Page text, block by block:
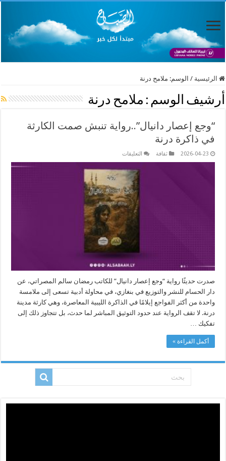
الرئيسية / الوسم: ملامح درنة
أرشيف الوسم : ملامح درنة
“وجع إعصار دانيال”..رواية تنبش صمت الكارثة
في ذاكرة درنة
2026-04-23 ثقافة التعليقات
دانيال”..رواية
تنبش
صمت
الكارثة
في
ذاكرة
درنة
مغلقة
صدرت حديثًا رواية “وجع إعصار دانيال” للكاتب رمضان سالم المصراتي، عن
دار الحسام للنشر والتوزيع في بنغازي، في محاولة أدبية تسعى إلى ملامسة
واحدة من أكثر الفواجع إيلامًا في الذاكرة الليبية المعاصرة، وهي كارثة مدينة
درنة. لا تقف الرواية عند حدود التوثيق المباشر لما حدث، بل تتجاوز ذلك إلى
تفكيك …
أكمل القراءة »